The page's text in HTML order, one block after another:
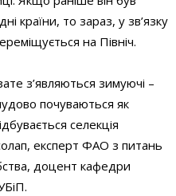
країни, то зараз, у зв’язку
на Північ.
з’являються зимуючі –
почуваються як
селекція
експерт ФАО з питань
доцент кафедри